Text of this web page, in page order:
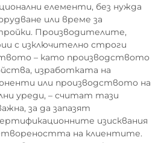
елементи, без нужда
или време за
Производителите,
с изключително строги
– като производството
изработката на
или производството на
уреди, – считат тази
за да запазят
изисквания
на клиентите.